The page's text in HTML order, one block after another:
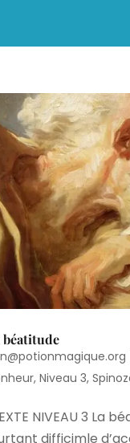
béatitude
, Niveau 3,
NIVEAU 3 La
difficimle